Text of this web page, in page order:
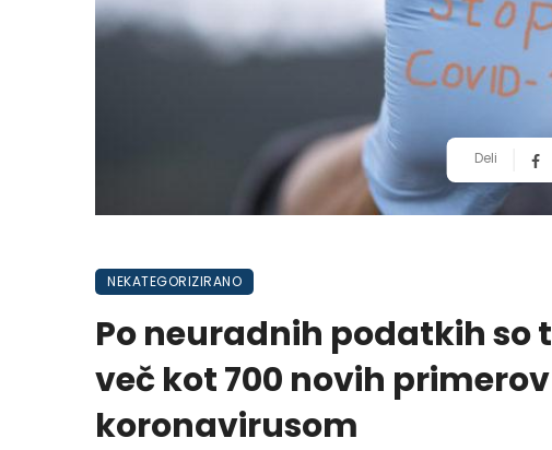
Deli
NEKATEGORIZIRANO
Po neuradnih podatkih so
več kot 700 novih
koronavirusom